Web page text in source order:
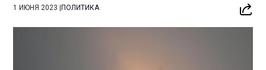
1 ИЮНЯ 2023 |ПОЛИТИКА